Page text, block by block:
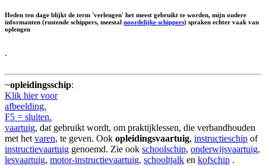
Heden ten dage blijkt de term 'verlengen' het meest gebruikt te worden, mijn oudere
informanten (rustende schippers, meestal noordelijke schippers) spraken echter vaak van
oplengen
.
~opleidingsschip:
Klik hier voor
afbeelding.
F5 = sluiten.
vaartuig, dat gebruikt wordt, om praktijklessen, die verbandhouden
met het varen, te geven. Ook opleidingsvaartuig, instructieschip of
instructievaartuig genoemd. Zie ook schoolschip, onderwijsvaartuig,
lesvaartuig, motor-instructievaartuig, schooltjalk en kofschip .